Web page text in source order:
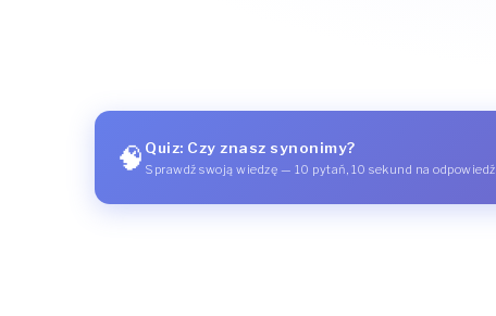
🧠 Quiz: Czy znasz synonimy?
Sprawdź swoją wiedzę — 10 pytań, 10 sekund na odpowiedź